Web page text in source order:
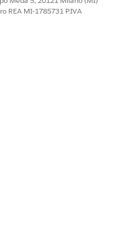
REA MI-1785731 P.IVA